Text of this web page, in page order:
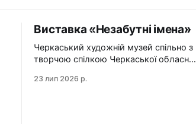
Виставка «Незабутні імена»
Черкаський художній музей спільно з
творчою спілкою Черкаської обласної
художників України презентує
23 лип 2026 р.